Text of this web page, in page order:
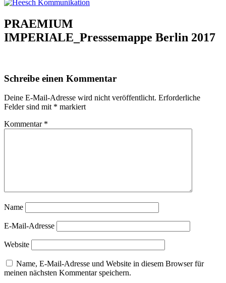
PRAEMIUM
IMPERIALE_Presssemappe Berlin 2017
Schreibe einen Kommentar
Deine E-Mail-Adresse wird nicht veröffentlicht. Erforderliche
Felder sind mit * markiert
Kommentar *
Name
E-Mail-Adresse
Website
Name, E-Mail-Adresse und Website in diesem Browser für
meinen nächsten Kommentar speichern.